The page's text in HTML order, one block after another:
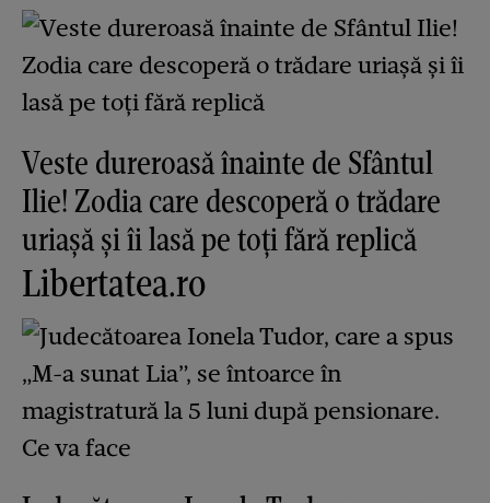
Veste dureroasă înainte de Sfântul
Ilie! Zodia care descoperă o trădare
uriașă și îi lasă pe toți fără replică
Libertatea.ro